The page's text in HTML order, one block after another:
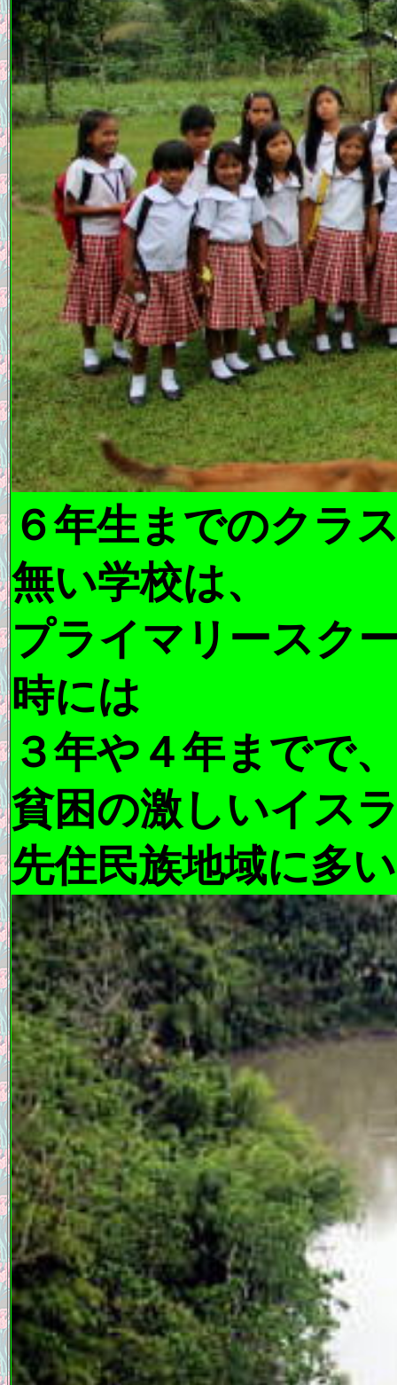
６年生までのクラ
無い学校は、
プライマリースク
時には
３年や４年までで、
貧困の激しいイス
先住民族地域に多